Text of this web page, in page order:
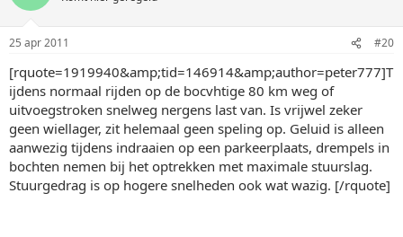
25 apr 2011 #20
[rquote=1919940&amp;tid=146914&amp;author=peter777]T
ijdens normaal rijden op de bocvhtige 80 km weg of
uitvoegstroken snelweg nergens last van. Is vrijwel zeker
geen wiellager, zit helemaal geen speling op. Geluid is alleen
aanwezig tijdens indraaien op een parkeerplaats, drempels in
bochten nemen bij het optrekken met maximale stuurslag.
Stuurgedrag is op hogere snelheden ook wat wazig. [/rquote]